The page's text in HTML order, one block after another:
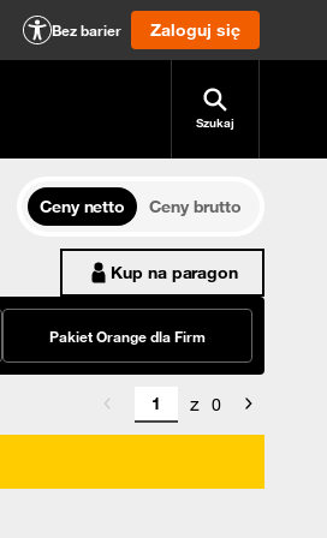
Bez barier Zaloguj się
Szukaj
Ceny netto
Ceny brutto
Kup na paragon
Pakiet Orange dla Firm
z 0